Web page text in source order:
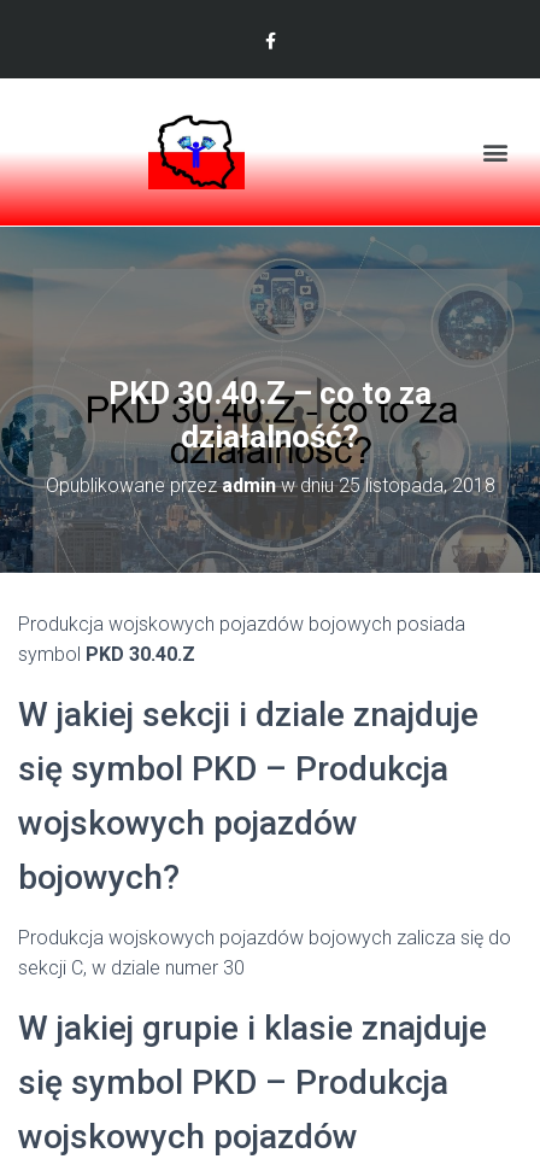
PKD 30.40.Z – co to za
działalność?
Opublikowane przezadminw dniu25 listopada, 2018
Produkcja wojskowych pojazdów bojowych posiada
symbol PKD 30.40.Z
W jakiej sekcji i dziale znajduje
się symbol PKD – Produkcja
wojskowych pojazdów
bojowych?
Produkcja wojskowych pojazdów bojowych zalicza się do
sekcji C, w dziale numer 30
W jakiej grupie i klasie znajduje
się symbol PKD – Produkcja
wojskowych pojazdów